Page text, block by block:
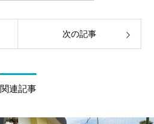
次の記事
関連記事